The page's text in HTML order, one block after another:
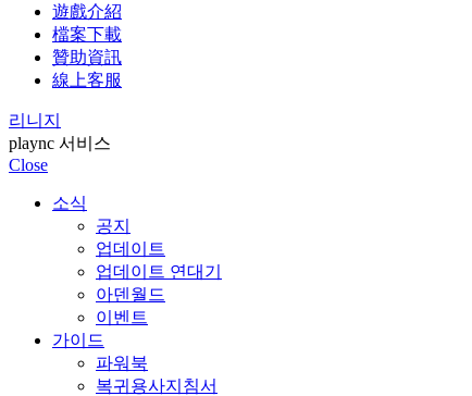
遊戲介紹
檔案下載
贊助資訊
線上客服
리니지
plaync 서비스
Close
소식
공지
업데이트
업데이트 연대기
아덴월드
이벤트
가이드
파워북
복귀용사지침서